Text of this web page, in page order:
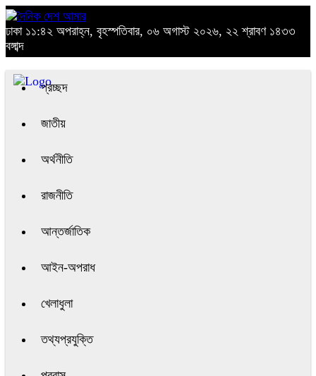
ঢাকা ১১:৪২ অপরাহ্ন, বৃহস্পতিবার, ০৬ অগাস্ট ২০২৬, ২২ শ্রাবণ ১৪৩৩
বঙ্গাব্দ
প্রচ্ছদ
জাতীয়
অর্থনীতি
রাজনীতি
আন্তর্জাতিক
আইন-অপরাধ
খেলাধুলা
তথ্যপ্রযুক্তি